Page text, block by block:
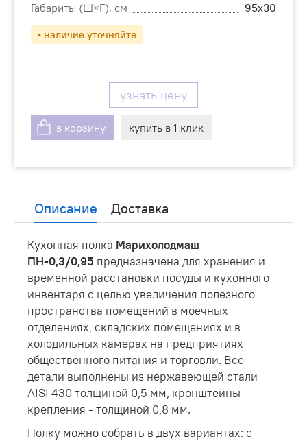
Габариты (Ш×Г), см
95х30
• наличие уточняйте
узнать цену
в корзину купить в 1 клик
Описание Доставка
Кухонная полка Марихолодмаш
ПН-0,3/0,95 предназначена для хранения и
временной расстановки посуды и кухонного
инвентаря с целью увеличения полезного
пространства помещений в моечных
отделениях, складских помещениях и в
холодильных камерах на предприятиях
общественного питания и торговли. Все
детали выполнены из нержавеющей стали
AISI 430 толщиной 0,5 мм, кронштейны
крепления - толщиной 0,8 мм.
Полку можно собрать в двух вариантах: с